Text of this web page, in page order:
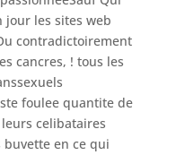
jour les sites web
contradictoirement
cancres, ! tous les
foulee quantite de
celibataires
buvette en ce qui